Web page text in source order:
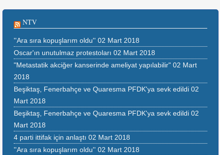
NTV
''Ara sıra kopuşlarım oldu'' 02 Mart 2018
Oscar'ın unutulmaz protestoları 02 Mart 2018
"Metastatik akciğer kanserinde ameliyat yapılabilir" 02 Mart
2018
Beşiktaş, Fenerbahçe ve Quaresma PFDK'ya sevk edildi 02
Mart 2018
Beşiktaş, Fenerbahçe ve Quaresma PFDK'ya sevk edildi 02
Mart 2018
4 parti ittifak için anlaştı 02 Mart 2018
''Ara sıra kopuşlarım oldu'' 02 Mart 2018